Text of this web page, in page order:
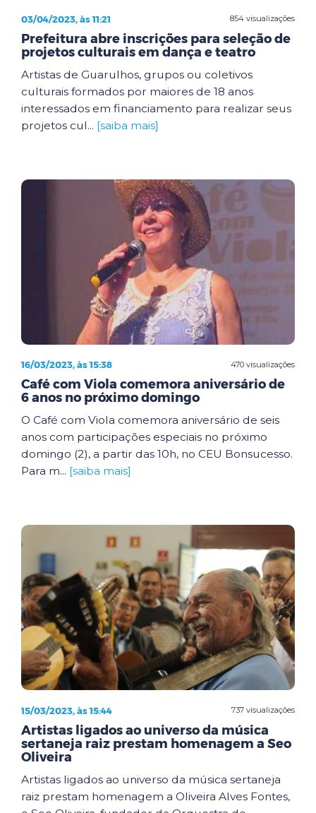
854 visualizações
03/04/2023, às 11:21
Prefeitura abre inscrições para seleção de
projetos culturais em dança e teatro
Artistas de Guarulhos, grupos ou coletivos
culturais formados por maiores de 18 anos
interessados em financiamento para realizar seus
projetos cul... [saiba mais]
470 visualizações
16/03/2023, às 15:38
Café com Viola comemora aniversário de
6 anos no próximo domingo
O Café com Viola comemora aniversário de seis
anos com participações especiais no próximo
domingo (2), a partir das 10h, no CEU Bonsucesso.
Para m... [saiba mais]
737 visualizações
15/03/2023, às 15:44
Artistas ligados ao universo da música
sertaneja raiz prestam homenagem a Seo
Oliveira
Artistas ligados ao universo da música sertaneja
raiz prestam homenagem a Oliveira Alves Fontes,